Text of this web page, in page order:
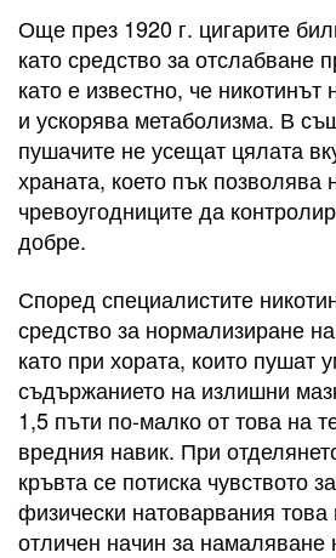
Още през 1920 г. цигарите
като средство за отслабване
като е известно, че
и ускорява метаболизма. В
пушачите не усещат цялата
храната, което пък позволява
чревоугодниците да
добре.
Според специалистите
средство за нормализиране
като при хората, които пушат
съдържанието на излишни
1,5 пъти по-малко от това на
вредния навик. При
кръвта се потиска чувството
физически натоварвания
отличен начин за намаляване